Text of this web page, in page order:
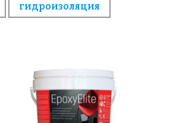
гидроизоляция